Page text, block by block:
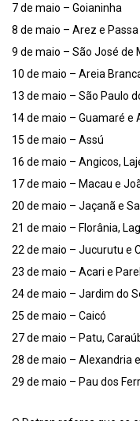
7 de maio – Goianinha
8 de maio – Arez e Passa
9 de maio – São José de
10 de maio – Areia
13 de maio – São Paulo
14 de maio – Guamaré e
15 de maio – Assú
16 de maio – Angicos,
17 de maio – Macau e
20 de maio – Jaçanã e
21 de maio – Florânia,
22 de maio – Jucurutu e
23 de maio – Acari e
24 de maio – Jardim do
25 de maio – Caicó
27 de maio – Patu,
28 de maio – Alexandria
29 de maio – Pau dos